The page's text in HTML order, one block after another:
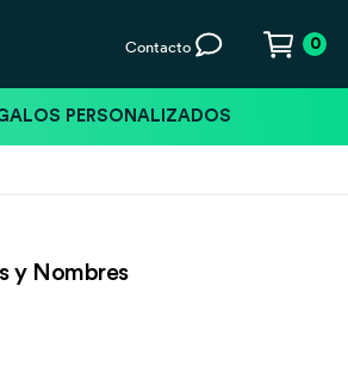
Contacto 0
PERSONALIZADOS
y Nombres